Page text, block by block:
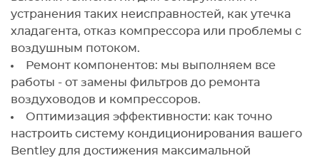
устранения таких неисправностей, как утечка
хладагента, отказ компрессора или проблемы с
воздушным потоком.
Ремонт компонентов: мы выполняем все
работы - от замены фильтров до ремонта
воздуховодов и компрессоров.
Оптимизация эффективности: как точно
настроить систему кондиционирования вашего
Bentley для достижения максимальной